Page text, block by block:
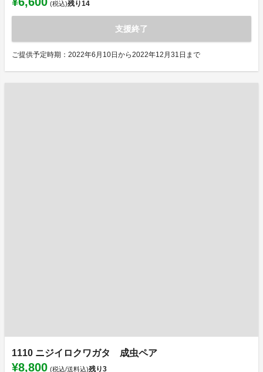
(税込)残り14
支援終了
ご提供予定時期：2022年6月10日から2022年12月31日まで
1110 ニジイロクワガタ 成虫ペア
¥8,800 (税込/送料込)残り3